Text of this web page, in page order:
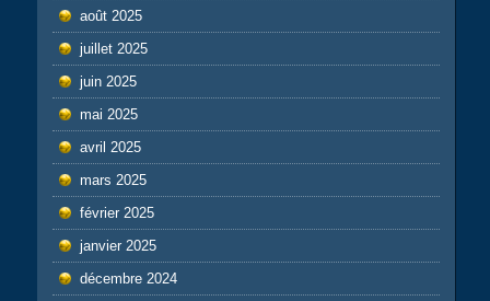
août 2025
juillet 2025
juin 2025
mai 2025
avril 2025
mars 2025
février 2025
janvier 2025
décembre 2024